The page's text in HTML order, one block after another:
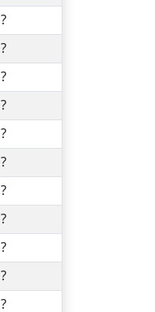
?
?
?
?
?
?
?
?
?
?
?